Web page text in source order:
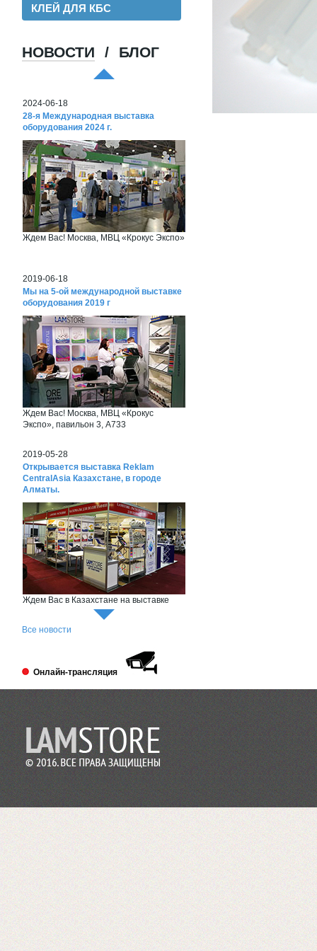
КЛЕЙ ДЛЯ КБС
НОВОСТИ / БЛОГ
Хорошая пленка для ламинации, для
хороших клиентов!
2024-06-18
28-я Международная выставка
оборудования 2024 г.
Ждем Вас! Москва, МВЦ «Крокус Экспо»
2019-06-18
Мы на 5-ой международной выставке
оборудования 2019 г
Ждем Вас! Москва, МВЦ «Крокус
Экспо», павильон 3, А733
2019-05-28
Открывается выставка Reklam
CentralAsia Казахстане, в городе
Алматы.
Ждем Вас в Казахстане на выставке
Reklam CentralAsia
2018-06-26
Ждем Вас в павильоне №3 Зал №14
2018-01-24
Все новости
Онлайн-трансляция